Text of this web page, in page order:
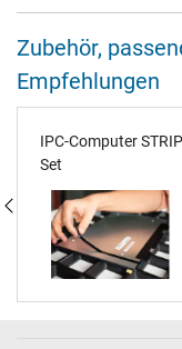
Zubehör,
Empfehlungen
IPC-Computer
Set